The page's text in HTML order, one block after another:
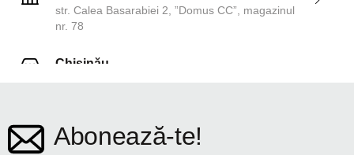
str. Calea Basarabiei 2, ”Domus CC”, magazinul
nr. 78
Chișinău
Abonează-te!